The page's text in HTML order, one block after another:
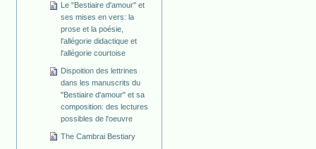
Le "Bestiaire d'amour" et
ses mises en vers: la
prose et la poésie,
l'allégorie didactique et
l'allégorie courtoise
Dispoition des lettrines
dans les manuscrits du
"Bestiaire d'amour" et sa
composition: des lectures
possibles de l'oeuvre
The Cambrai Bestiary